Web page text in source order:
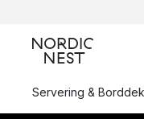
Servering &